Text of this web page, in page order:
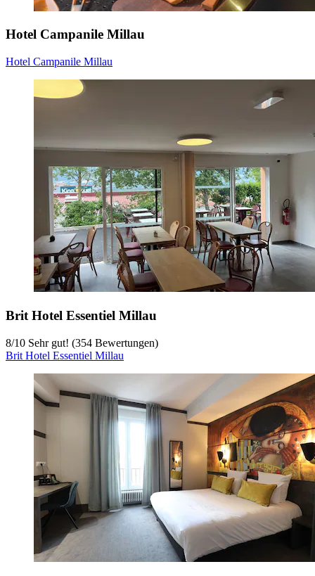
Hotel Campanile Millau
Hotel Campanile Millau
Brit Hotel Essentiel Millau
8/10 Sehr gut! (354 Bewertungen)
Brit Hotel Essentiel Millau